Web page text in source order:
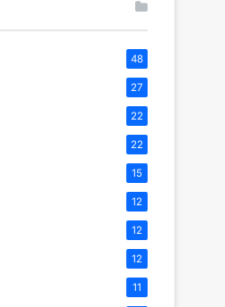
48
27
22
22
15
12
12
12
11